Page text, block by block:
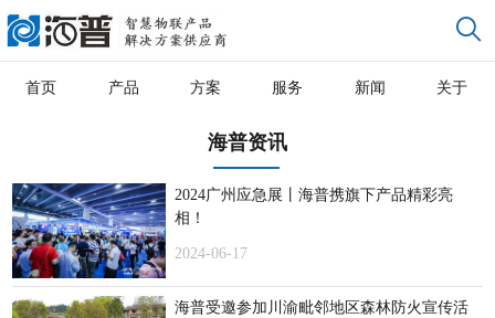
首页 产品 方案 服务 新闻 关于
海普资讯
2024广州应急展丨海普携旗下产品精彩亮
相！
2024-06-17
海普受邀参加川渝毗邻地区森林防火宣传活